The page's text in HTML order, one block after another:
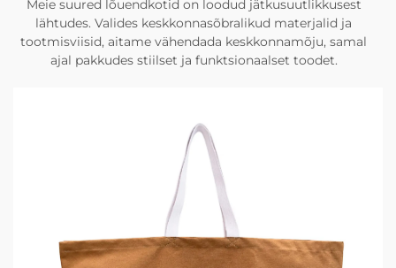
Meie suured lõuendkotid on loodud jätkusuutlikkusest
lähtudes. Valides keskkonnasõbralikud materjalid ja
tootmisviisid, aitame vähendada keskkonnamõju, samal
ajal pakkudes stiilset ja funktsionaalset toodet.